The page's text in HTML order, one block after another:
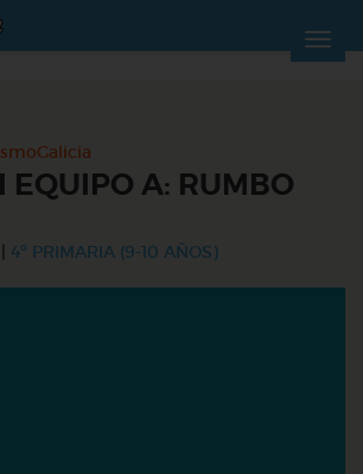
EQUIPO A: RUMBO
4º PRIMARIA (9-10 AÑOS)